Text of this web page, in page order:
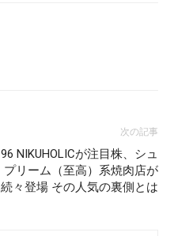
次の記事
96 NIKUHOLICが注目株、シュ
プリーム（至高）系焼肉店が
続々登場 その人気の裏側とは